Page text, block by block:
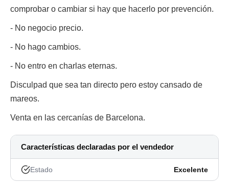
comprobar o cambiar si hay que hacerlo por prevención.
- No negocio precio.
- No hago cambios.
- No entro en charlas eternas.
Disculpad que sea tan directo pero estoy cansado de
mareos.
Venta en las cercanías de Barcelona.
Características declaradas por el vendedor
Estado Excelente